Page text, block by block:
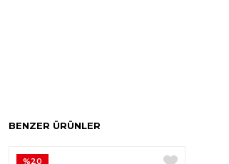
BENZER ÜRÜNLER
%20